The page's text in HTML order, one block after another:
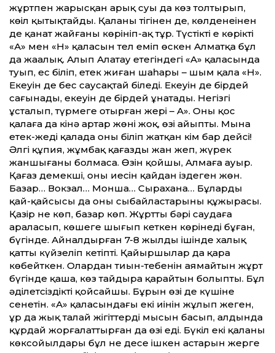
жұртпен жарысқан арық суы да көз толтырып,
көңіл қытықтайды. Қаланың тігінен де, көлденеңінен
де қанат жайғаны көрініп-ақ тұр. Түстіктің ең көрікті
«А» мен «Н» қаласын тел еміп өскен Алматқа бұл
да жаңалық. Алып Алатау етегіндегі «А» қаласында
туып, ес біліп, етек жиған шаһары – шым қала «Н».
Екеуін де бес саусақтай біледі. Екеуін де бірдей
сағынады, екеуін де бірдей ұнатады. Негізгі
ұсталып, түрмеге отырған жері – А». Оның қос
қалаға да кінә артар жөні жоқ, өзі айыпты. Мына
етек-жеңді қалада оны біліп жатқан кім бар дейсің!
Әлгі құпия, жұмбақ қағаздың жан жеп, жүрек
жаншығаны болмаса. Өзін қойшы, Алмаға ауыр.
Қағаз демекші, оның иесін қайдан іздеген жөн.
Базар… Вокзал… Монша… Сырахана… Бұлардың
қай-қайсысы да оның сыбайластарының құжырасы.
Қазір не көп, базар көп. Жұрттың бәрі саудаға
араласып, көшеге шығып кеткен көрінеді бұған,
бүгінде. Айналдырған 7-8 жылдың ішінде халық
қатты күйзеліп кетіпті. Қайыршылар да қара
көбейткен. Олардан тиын-тебенін аямайтын жұрт
бүгінде қаша, көз тайдыра қарайтын болыпты. Бұл
әділетсіздікті қойсайшы. Бұрын өзі де күшіне
сенетін. «А» қаласындағы екі иінін жұлып жеген,
ұр да жық талай жігіттердің мысын басып, алдында
құрдай жорғалаттырған да өзі еді. Бүкіл екі қаланың
көксойылдары бұл не десе ішкен астарын жерге